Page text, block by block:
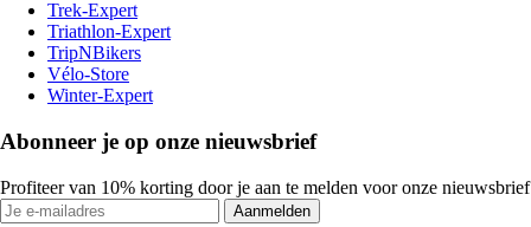
Trek-Expert
Triathlon-Expert
TripNBikers
Vélo-Store
Winter-Expert
Abonneer je op onze nieuwsbrief
Profiteer van 10% korting door je aan te melden voor onze nieuwsbrief
Aanmelden